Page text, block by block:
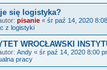
się logistyka?
pisanie « śr paź 14, 2020
z logistyki
WROCŁAWSKI
Andy « śr paź 14, 2020 8:00
pracy